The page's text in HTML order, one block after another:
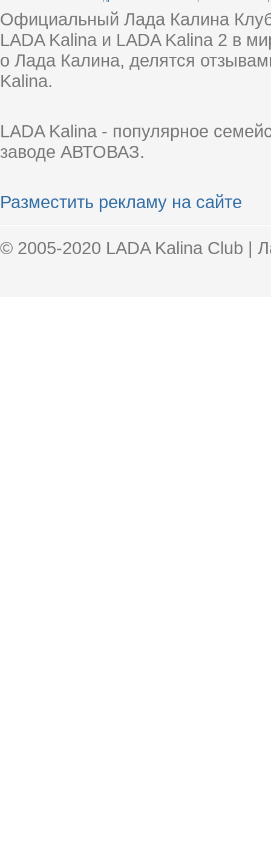
Официальный Лада Калина
LADA Kalina и LADA Kalina 2 в
о Лада Калина, делятся
Kalina.
LADA Kalina - популярное
заводе АВТОВАЗ.
Разместить рекламу на сайте
© 2005-2020 LADA Kalina Club |